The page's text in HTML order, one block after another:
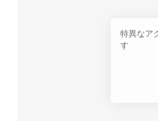
特異なア
す